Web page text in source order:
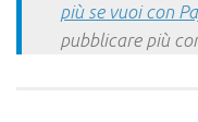
più se vuoi con
pubblicare più